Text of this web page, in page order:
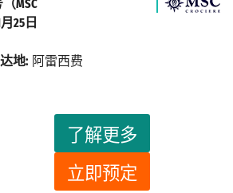
了解更多
立即预定
MSC
25日
地: 阿雷西费